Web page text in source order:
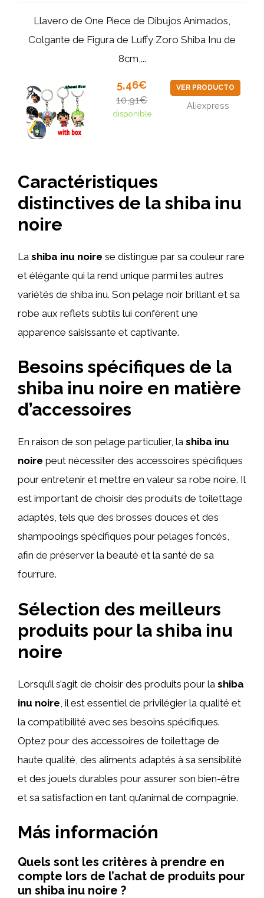
Llavero de One Piece de Dibujos Animados,
Colgante de Figura de Luffy Zoro Shiba Inu de
8cm,...
5,46€
10,91€
disponible
VER PRODUCTO
Aliexpress
Caractéristiques
distinctives de la shiba inu
noire
La shiba inu noire se distingue par sa couleur rare
et élégante qui la rend unique parmi les autres
variétés de shiba inu. Son pelage noir brillant et sa
robe aux reflets subtils lui confèrent une
apparence saisissante et captivante.
Besoins spécifiques de la
shiba inu noire en matière
d’accessoires
En raison de son pelage particulier, la shiba inu
noire peut nécessiter des accessoires spécifiques
pour entretenir et mettre en valeur sa robe noire. Il
est important de choisir des produits de toilettage
adaptés, tels que des brosses douces et des
shampooings spécifiques pour pelages foncés,
afin de préserver la beauté et la santé de sa
fourrure.
Sélection des meilleurs
produits pour la shiba inu
noire
Lorsqu’il s’agit de choisir des produits pour la shiba
inu noire , il est essentiel de privilégier la qualité et
la compatibilité avec ses besoins spécifiques.
Optez pour des accessoires de toilettage de
haute qualité, des aliments adaptés à sa sensibilité
et des jouets durables pour assurer son bien-être
et sa satisfaction en tant qu’animal de compagnie.
Más información
Quels sont les critères à prendre en
compte lors de l’achat de produits pour
un shiba inu noire ?